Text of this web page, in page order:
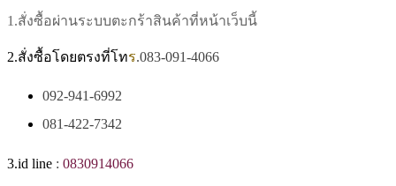
1.สั่งซื้อผ่านระบบตะกร้าสินค้าที่หน้าเว็บนี้
2.สั่งซื้อโดยตรงที่โทร.083-091-4066
092-941-6992
081-422-7342
3.id line : 0830914066